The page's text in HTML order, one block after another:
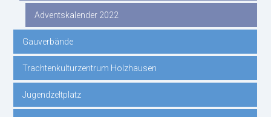
Adventskalender 2022
Gauverbände
Trachtenkulturzentrum Holzhausen
Jugendzeltplatz